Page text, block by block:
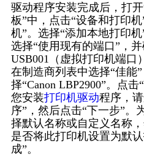
驱动程序安装完成后，打
板”中，点击“设备和打印
机”。选择“添加本地打印机
选择“使用现有的端口”，
USB001（虚拟打印机端口
在制造商列表中选择“佳能
择“Canon LBP2900”。点
您安装打印机驱动程序，
序”，然后点击“下一步”。
择默认名称或自定义名称
是否将此打印机设置为默
成”。